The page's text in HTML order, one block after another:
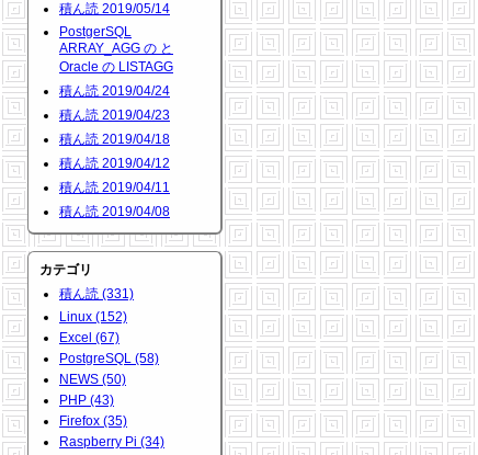
積ん読 2019/05/14
PostgerSQL
ARRAY_AGG の と
Oracle の LISTAGG
積ん読 2019/04/24
積ん読 2019/04/23
積ん読 2019/04/18
積ん読 2019/04/12
積ん読 2019/04/11
積ん読 2019/04/08
カテゴリ
積ん読 (331)
Linux (152)
Excel (67)
PostgreSQL (58)
NEWS (50)
PHP (43)
Firefox (35)
Raspberry Pi (34)